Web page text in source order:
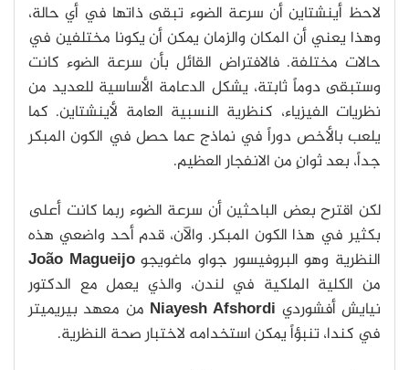
لاحظ أينشتاين أن سرعة الضوء تبقى ذاتها في أي حالة،
وهذا يعني أن المكان والزمان يمكن أن يكونا مختلفين في
حالات مختلفة. فالافتراض القائل بأن سرعة الضوء كانت
وستبقى دوماً ثابتة، يشكل الدعامة الأساسية للعديد من
نظريات الفيزياء، كنظرية النسبية العامة لأينشتاين. كما
يلعب بالأخص دوراً في نماذج عما حصل في الكون المبكر
جداً، بعد ثوانٍ من الانفجار العظيم.
لكن اقترح بعض الباحثين أن سرعة الضوء ربما كانت أعلى
بكثير في هذا الكون المبكر. والآن، قدم أحد واضعي هذه
النظرية وهو البروفيسور جواو ماغويجوJoão Magueijo
من الكلية الملكية في لندن، والذي يعمل مع الدكتور
نيايش أفشوردي Niayesh Afshordi من معهد بيريميتر
في كندا، تنبؤاً يمكن استخدامه لاختبار صحة النظرية.